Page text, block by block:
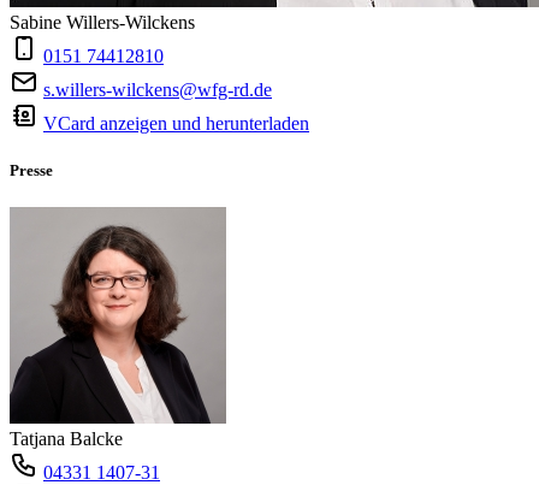
Sabine Willers-Wilckens
0151 74412810
s.willers-wilckens@wfg-rd.de
VCard anzeigen und herunterladen
Presse
Tatjana Balcke
04331 1407-31